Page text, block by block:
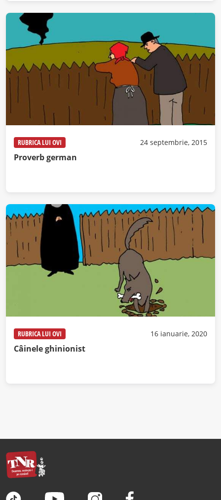
RUBRICA LUI OVI 24 septembrie, 2015
Proverb german
RUBRICA LUI OVI 16 ianuarie, 2020
Câinele ghinionist